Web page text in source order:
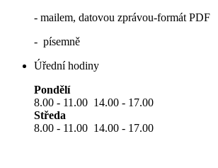
- mailem, datovou zprávou-formát PDF
- písemně
Úřední hodiny
Pondělí
8.00 - 11.00 14.00 - 17.00
Středa
8.00 - 11.00 14.00 - 17.00